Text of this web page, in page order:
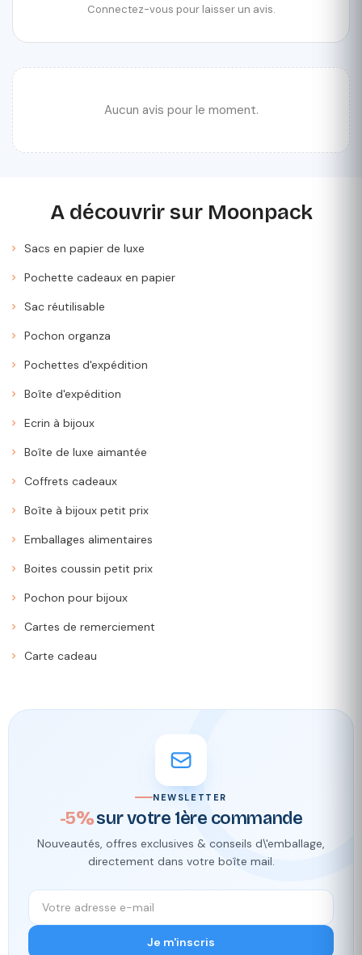
Connectez-vous pour laisser un avis.
Aucun avis pour le moment.
A découvrir sur Moonpack
Sacs en papier de luxe
Pochette cadeaux en papier
Sac réutilisable
Pochon organza
Pochettes d'expédition
Boîte d'expédition
Ecrin à bijoux
Boîte de luxe aimantée
Coffrets cadeaux
Boîte à bijoux petit prix
Emballages alimentaires
Boites coussin petit prix
Pochon pour bijoux
Cartes de remerciement
Carte cadeau
NEWSLETTER
-5%sur votre 1ère commande
Nouveautés, offres exclusives & conseils d\'emballage,
directement dans votre boîte mail.
Je m'inscris